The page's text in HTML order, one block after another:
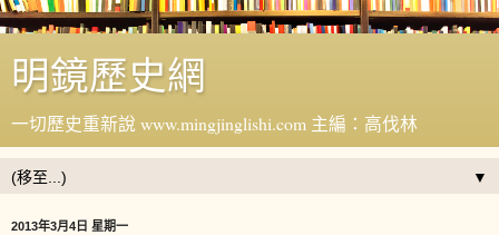
明鏡歷史網
一切歷史重新說 www.mingjinglishi.com 主編：高伐林
▼
2013年3月4日 星期一